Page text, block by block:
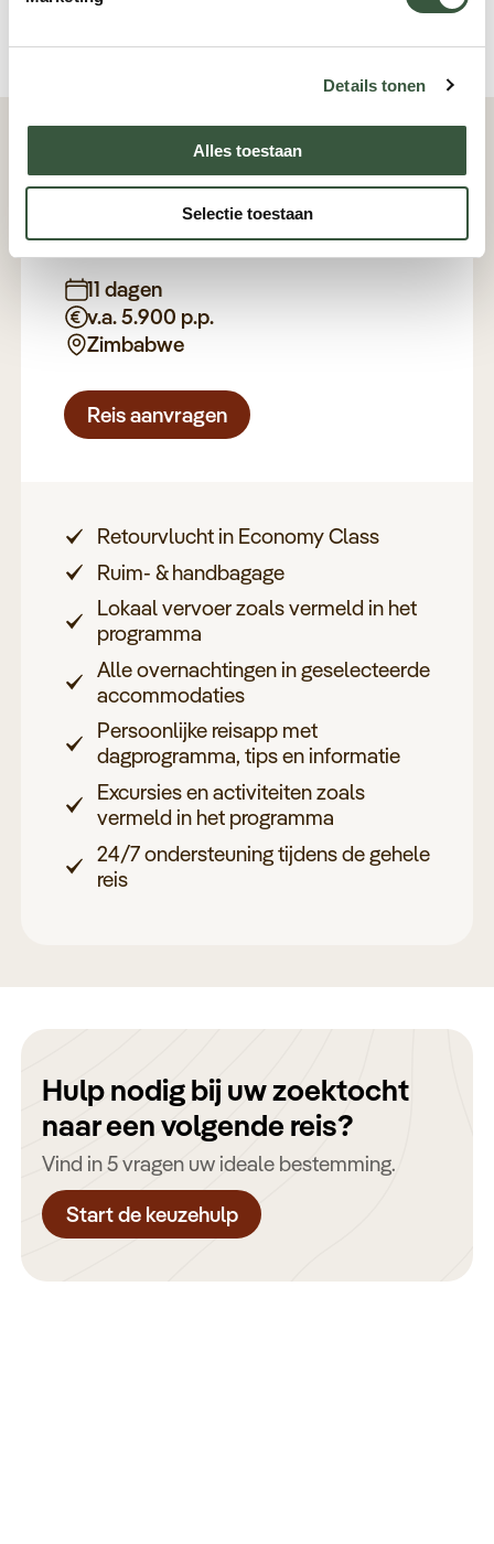
Details tonen
Alles toestaan
Selectie toestaan
Details & prijzen
Kajakavontuur Zambezi
11 dagen
v.a. 5.900 p.p.
Zimbabwe
Reis aanvragen
Retourvlucht in Economy Class
Ruim- & handbagage
Lokaal vervoer zoals vermeld in het
programma
Alle overnachtingen in geselecteerde
accommodaties
Persoonlijke reisapp met
dagprogramma, tips en informatie
Excursies en activiteiten zoals
vermeld in het programma
24/7 ondersteuning tijdens de gehele
reis
Hulp nodig bij uw zoektocht
naar een volgende reis?
Vind in 5 vragen uw ideale bestemming.
Start de keuzehulp